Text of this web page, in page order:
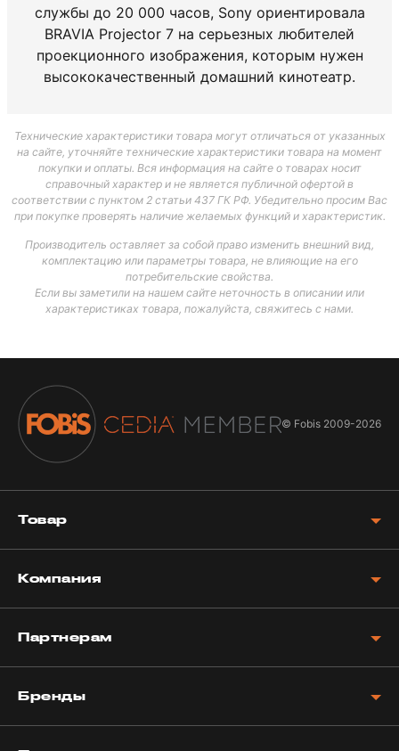
службы до 20 000 часов, Sony ориентировала
BRAVIA Projector 7 на серьезных любителей
проекционного изображения, которым нужен
высококачественный домашний кинотеатр.
Технические характеристики товара могут отличаться от указанных
на сайте, уточняйте технические характеристики товара на момент
покупки и оплаты. Вся информация на сайте о товарах носит
справочный характер и не является публичной офертой в
соответствии с пунктом 2 статьи 437 ГК РФ. Убедительно просим Вас
при покупке проверять наличие желаемых функций и характеристик.
Производитель оставляет за собой право изменить внешний вид,
комплектацию или параметры товара, не влияющие на его
потребительские свойства.
Если вы заметили на нашем сайте неточность в описании или
характеристиках товара, пожалуйста, свяжитесь с нами.
© Fobis 2009-2026
Товар
Компания
Партнерам
Бренды